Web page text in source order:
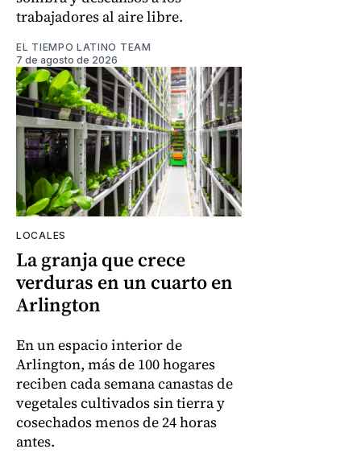
trabajadores al aire libre.
EL TIEMPO LATINO TEAM
7 de agosto de 2026
LOCALES
La granja que crece
verduras en un cuarto en
Arlington
En un espacio interior de
Arlington, más de 100 hogares
reciben cada semana canastas de
vegetales cultivados sin tierra y
cosechados menos de 24 horas
antes.